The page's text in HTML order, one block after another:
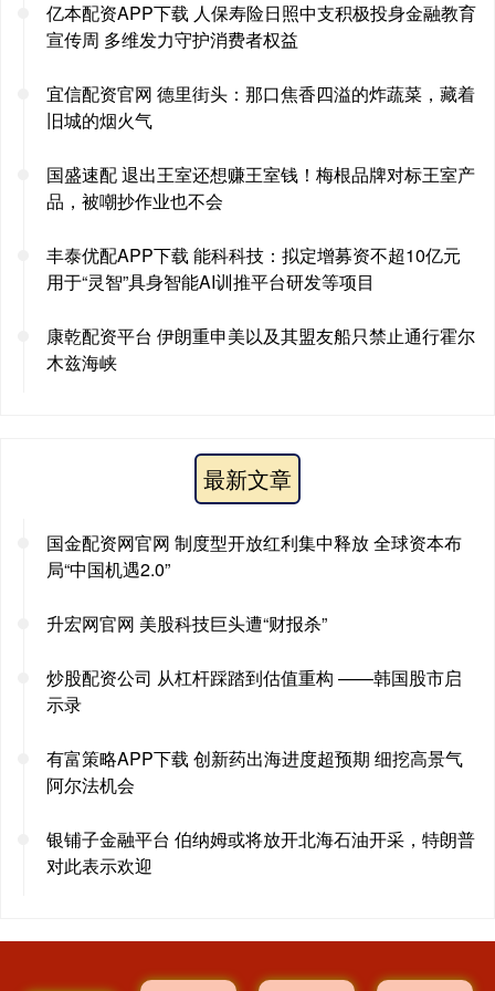
亿本配资APP下载 人保寿险日照中支积极投身金融教育
宣传周 多维发力守护消费者权益
宜信配资官网 德里街头：那口焦香四溢的炸蔬菜，藏着
旧城的烟火气
国盛速配 退出王室还想赚王室钱！梅根品牌对标王室产
品，被嘲抄作业也不会
丰泰优配APP下载 能科科技：拟定增募资不超10亿元
用于“灵智”具身智能AI训推平台研发等项目
康乾配资平台 伊朗重申美以及其盟友船只禁止通行霍尔
木兹海峡
最新文章
国金配资网官网 制度型开放红利集中释放 全球资本布
局“中国机遇2.0”
升宏网官网 美股科技巨头遭“财报杀”
炒股配资公司 从杠杆踩踏到估值重构 ——韩国股市启
示录
有富策略APP下载 创新药出海进度超预期 细挖高景气
阿尔法机会
银铺子金融平台 伯纳姆或将放开北海石油开采，特朗普
对此表示欢迎